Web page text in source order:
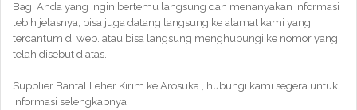
Bagi Anda yang ingin bertemu langsung dan menanyakan informasi
lebih jelasnya, bisa juga datang langsung ke alamat kami yang
tercantum di web. atau bisa langsung menghubungi ke nomor yang
telah disebut diatas.
Supplier Bantal Leher Kirim ke Arosuka , hubungi kami segera untuk
informasi selengkapnya